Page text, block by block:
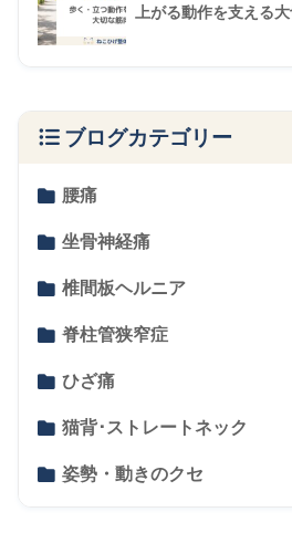
上がる動作を支える
ブログカテゴリー
腰痛
坐骨神経痛
椎間板ヘルニア
脊柱管狭窄症
ひざ痛
猫背･ストレートネック
姿勢・動きのクセ